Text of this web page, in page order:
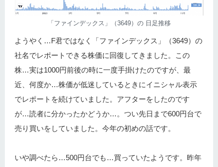
「ファインデックス」（3649）の 日足推移
ようやく…F君ではなく「ファインデックス」（3649）の
社名でレポートできる株価に回復してきました。この
株…実は1000円前後の時に一度手掛けたのですが、最
近、何度か…株価が低迷しているときにイニシャル表示
でレポートを続けていました。アフターをしたのです
が…読者に分かったかどうか…。つい先日まで600円台で
売り買いをしていました。今年の初めの話です。
いや調べたら…500円台でも…買っていたようです。昨年